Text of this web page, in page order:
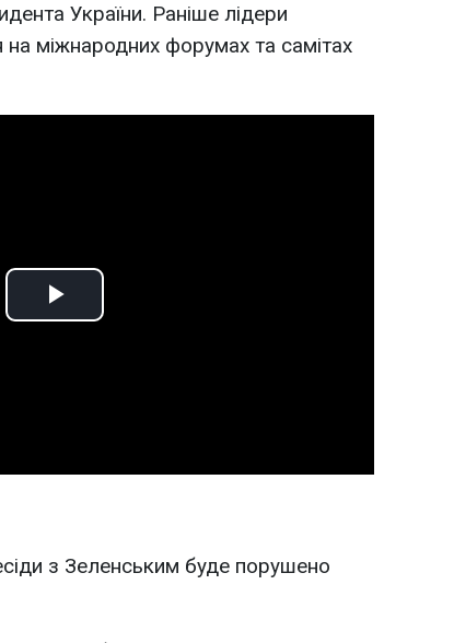
України. Раніше лідери
міжнародних форумах та самітах
Play
з Зеленським буде порушено